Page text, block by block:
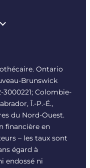
Ontario
Brunswick
3000221; Colombie-
Î.-P.-É.,
du Nord-Ouest.
financière en
– les taux sont
égard à
endossé ni